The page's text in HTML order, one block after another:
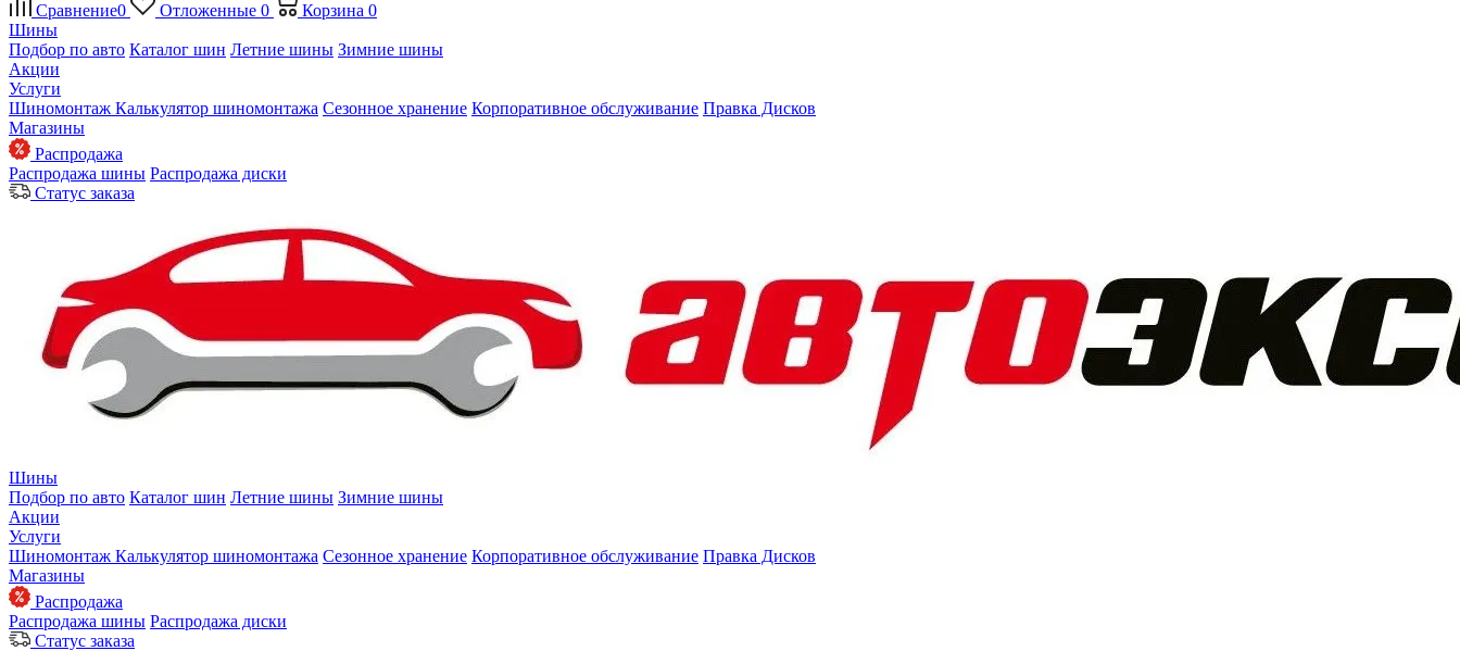
Сравнение0 Отложенные 0 Корзина 0
Шины
Подбор по авто Каталог шин Летние шины Зимние шины
Акции
Услуги
Шиномонтаж Калькулятор шиномонтажа Сезонное хранение Корпоративное обслуживание Правка Дисков
Магазины
Распродажа
Распродажа шины Распродажа диски
Статус заказа
Шины
Подбор по авто Каталог шин Летние шины Зимние шины
Акции
Услуги
Шиномонтаж Калькулятор шиномонтажа Сезонное хранение Корпоративное обслуживание Правка Дисков
Магазины
Распродажа
Распродажа шины Распродажа диски
Статус заказа